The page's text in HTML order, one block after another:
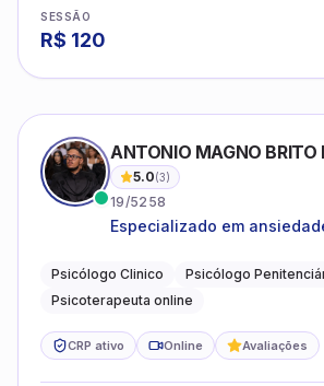
SESSÃO
R$ 120
ANTONIO MAGNO BRITO
5.0(3)
19/5258
Especializado em
familiares e questões
Psicólogo Clinico
Psicólogo
Psicoterapeuta online
CRP ativo Online Avaliações